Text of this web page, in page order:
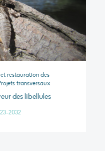
restauration des
transversaux
des libellules
2032